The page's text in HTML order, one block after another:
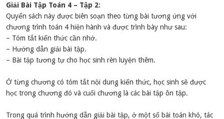
Giải Bài Tập Toán 4 – Tập 2:
Quyển sách này được biên soạn theo từng bài tương ứng với
chương trình toán 4 hiện hành và được trình bày như sau:
– Tóm tắt kiến thức cần nhớ.
– Hướng dẫn giải bài tập.
– Bài tập tương tự cho học sinh rèn luyện thêm.
Ở từng chương có tóm tắt nội dung kiến thức, học sinh sẽ được
học trong chương đó và cuối chương là các bài tập ôn tập.
Trong quá trình hướng dẫn giải bài tập, ở một số bài toán khó, tác